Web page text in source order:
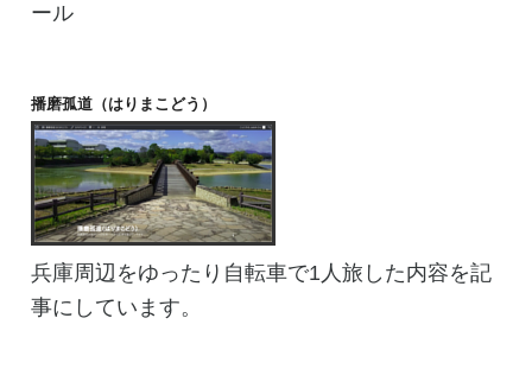
ール
播磨孤道（はりまこどう）
兵庫周辺をゆったり自転車で1人旅した内容を記
事にしています。